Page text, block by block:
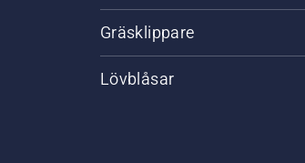
Gräsklippare
Lövblåsar